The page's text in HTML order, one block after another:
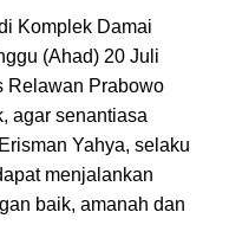
Komplek Damai
(Ahad) 20 Juli
Relawan Prabowo
agar senantiasa
Yahya, selaku
menjalankan
baik, amanah dan